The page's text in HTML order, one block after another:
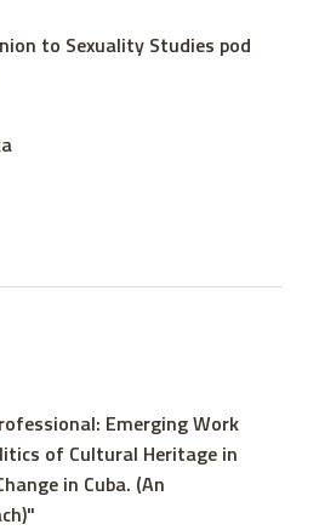
to Sexuality Studies pod
Emerging Work
of Cultural Heritage in
in Cuba. (An